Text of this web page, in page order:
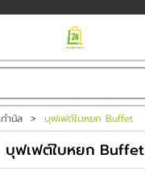
ำนัล > บุฟเฟต์ใบหยก Buffet
บุฟเฟต์ใบหยก Buffet